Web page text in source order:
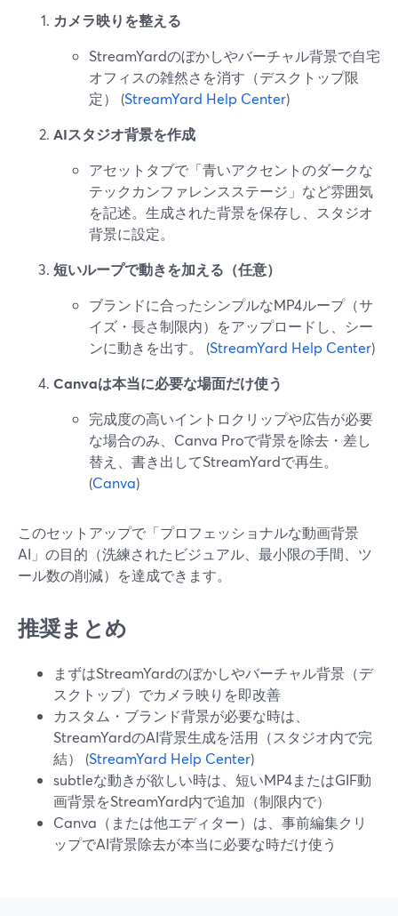
カメラ映りを整える
StreamYardのぼかしやバーチャル背景で自宅
オフィスの雑然さを消す（デスクトップ限
定） (StreamYard Help Center)
AIスタジオ背景を作成
アセットタブで「青いアクセントのダークな
テックカンファレンスステージ」など雰囲気
を記述。生成された背景を保存し、スタジオ
背景に設定。
短いループで動きを加える（任意）
ブランドに合ったシンプルなMP4ループ（サ
イズ・長さ制限内）をアップロードし、シー
ンに動きを出す。 (StreamYard Help Center)
Canvaは本当に必要な場面だけ使う
完成度の高いイントロクリップや広告が必要
な場合のみ、Canva Proで背景を除去・差し
替え、書き出してStreamYardで再生。
(Canva)
このセットアップで「プロフェッショナルな動画背景
AI」の目的（洗練されたビジュアル、最小限の手間、ツ
ール数の削減）を達成できます。
推奨まとめ
まずはStreamYardのぼかしやバーチャル背景（デ
スクトップ）でカメラ映りを即改善
カスタム・ブランド背景が必要な時は、
StreamYardのAI背景生成を活用（スタジオ内で完
結） (StreamYard Help Center)
subtleな動きが欲しい時は、短いMP4またはGIF動
画背景をStreamYard内で追加（制限内で）
Canva（または他エディター）は、事前編集クリ
ップでAI背景除去が本当に必要な時だけ使う